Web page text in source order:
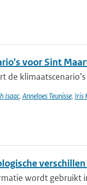
voor Sint
de
Isaac, Anneloes Teunisse, Iris
wordt gebruikt